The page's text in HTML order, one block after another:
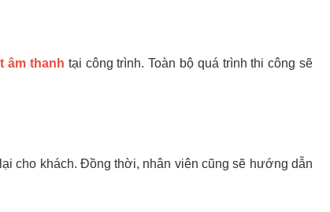
âm thanh tại công trình. Toàn bộ quá trình thi công sẽ
cho khách. Đồng thời, nhân viên cũng sẽ hướng dẫn